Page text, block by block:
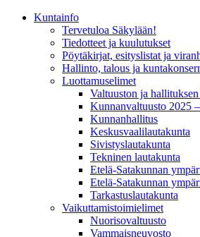
Kunta­info
Tervetuloa Säkylään!
Tiedotteet ja kuulutukset
Pöytäkirjat, esityslistat ja
Hallinto, talous ja
Luottamuselimet
Valtuuston ja
Kunnanvaltuusto 2025
Kunnanhallitus
Keskusvaalilautakunta
Sivistyslautakunta
Tekninen lautakunta
Etelä-Satakunnan
Etelä-Satakunnan
Tarkastuslautakunta
Vaikuttamistoimielimet
Nuorisovaltuusto
Vammaisneuvosto